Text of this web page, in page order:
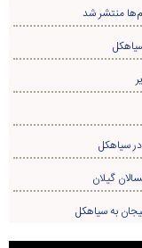
منتشر شد
گیلان
به سیاهکل